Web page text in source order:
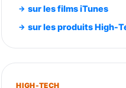
Smartphone
S26+ Violet
749,99€
sur les films iTunes
sur les produits High-
HIGH-TECH